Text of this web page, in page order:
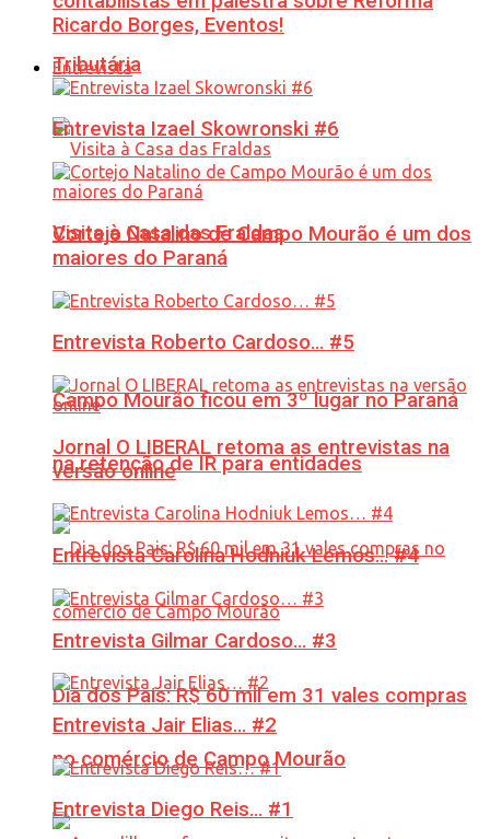
Tributária
Visita à Casa das Fraldas
Campo Mourão ficou em 3º lugar no Paraná
na retenção de IR para entidades
Dia dos Pais: R$ 60 mil em 31 vales compras
no comércio de Campo Mourão
Ricardo Borges, Eventos!
Entrevista
Entrevista Izael Skowronski #6
Cortejo Natalino de Campo Mourão é um dos
maiores do Paraná
Entrevista Roberto Cardoso… #5
Jornal O LIBERAL retoma as entrevistas na
versão online
Entrevista Carolina Hodniuk Lemos… #4
Entrevista Gilmar Cardoso… #3
Entrevista Jair Elias… #2
Entrevista Diego Reis… #1